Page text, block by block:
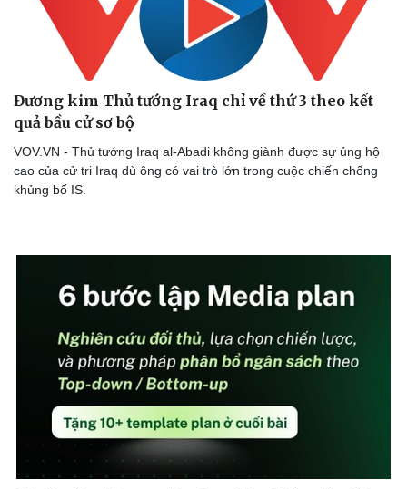
Thể thao
Lịch thi đấu bóng đá
eSports
Hậu trường
Ô tô - Xe máy
Xe máy
Đương kim Thủ tướng Iraq chỉ về thứ 3 theo kết
quả bầu cử sơ bộ
VOV.VN - Thủ tướng Iraq al-Abadi không giành được sự ủng hộ
cao của cử tri Iraq dù ông có vai trò lớn trong cuộc chiến chống
khủng bố IS.